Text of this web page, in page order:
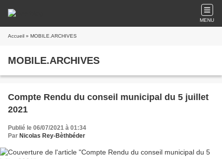
MENU
Accueil » MOBILE.ARCHIVES
MOBILE.ARCHIVES
Compte Rendu du conseil municipal du 5 juillet
2021
Publié le 06/07/2021 à 01:34
Par Nicolas Rey-Bèthbéder